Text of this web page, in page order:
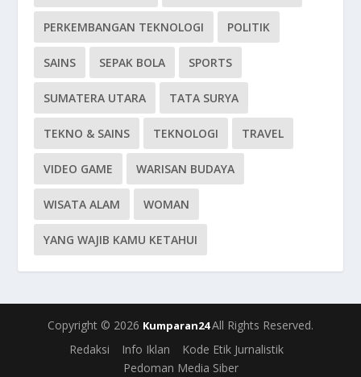
PERKEMBANGAN TEKNOLOGI POLITIK
SAINS SEPAK BOLA SPORTS
SUMATERA UTARA TATA SURYA
TEKNO & SAINS TEKNOLOGI TRAVEL
VIDEO GAME WARISAN BUDAYA
WISATA ALAM WOMAN
YANG WAJIB KAMU KETAHUI
Copyright © 2026 Kumparan24All Rights Reserved.
Redaksi
Info Iklan
Kode Etik Jurnalistik
Pedoman Media Siber